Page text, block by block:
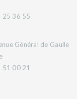
25 36 55
Général de Gaulle
51 00 21